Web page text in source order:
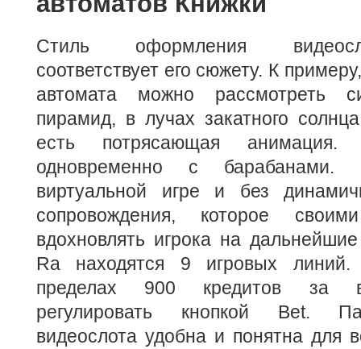
Стиль оформления
соответствует его сюжету. К
автомата можно рассмотреть
пирамид, в лучах закатного
есть потрясающая анимация.
одновременно с
виртуальной игре и без
сопровождения, которое
вдохновлять игрока на
Ra находятся 9 игровых
пределах 900 кредитов за
регулировать кнопкой Bet.
видеослота удобна и понятна для